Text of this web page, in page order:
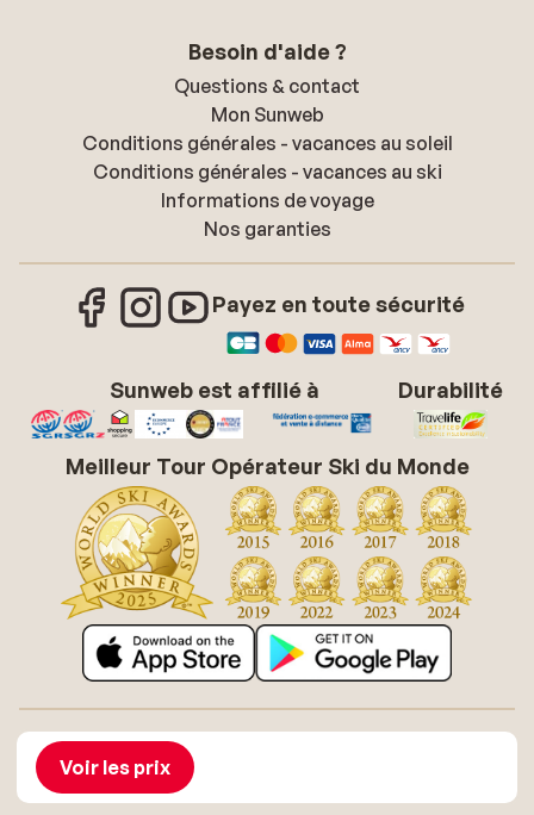
Voir les prix
Besoin d'aide ?
Questions & contact
Mon Sunweb
Conditions générales - vacances au soleil
Conditions générales - vacances au ski
Informations de voyage
Nos garanties
Payez en toute sécurité
Sunweb est affilié à Durabilité
Meilleur Tour Opérateur Ski du Monde
À propos de Sunweb
Conditions générales vacances soleil
Déclaration d'accessibilité